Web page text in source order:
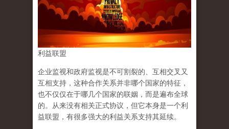
利益联盟
企业监视和政府监视是不可割裂的、互相交叉又
互相支持，这种合作关系并非哪个国家的特征，
也不仅仅在于哪几个国家的联姻，而是遍布全球
的。从来没有相关正式协议，但它本身是一个利
益联盟，有很多强大的利益关系支持其延续。